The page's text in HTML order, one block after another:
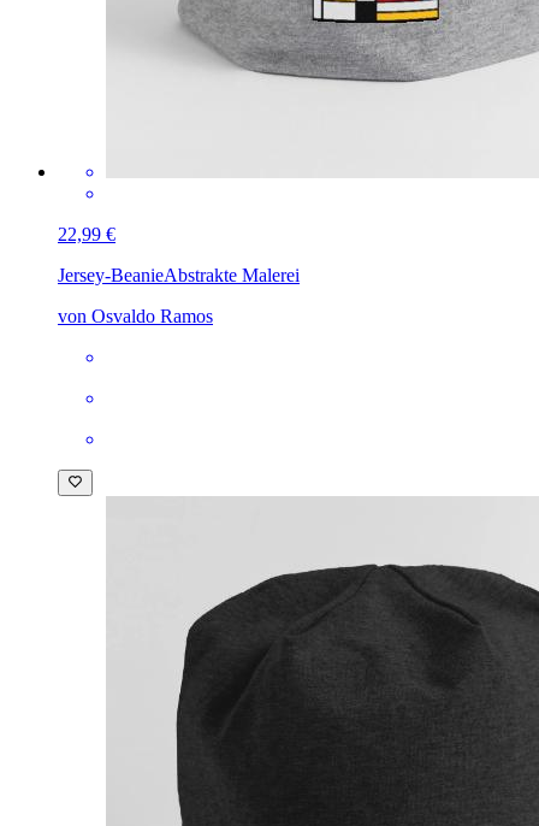
22,99 €
Jersey-BeanieAbstrakte Malerei
von Osvaldo Ramos